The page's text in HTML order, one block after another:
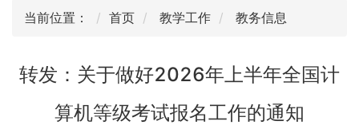
当前位置： 首页 教学工作 教务信息
转发：关于做好2026年上半年全国计
算机等级考试报名工作的通知